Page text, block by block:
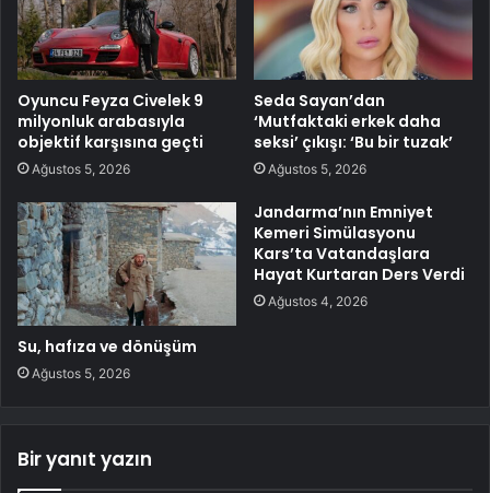
Oyuncu Feyza Civelek 9
milyonluk arabasıyla
objektif karşısına geçti
Ağustos 5, 2026
Seda Sayan’dan
‘Mutfaktaki erkek daha
seksi’ çıkışı: ‘Bu bir tuzak’
Ağustos 5, 2026
Su, hafıza ve dönüşüm
Ağustos 5, 2026
Jandarma’nın Emniyet
Kemeri Simülasyonu
Kars’ta Vatandaşlara
Hayat Kurtaran Ders Verdi
Ağustos 4, 2026
Bir yanıt yazın